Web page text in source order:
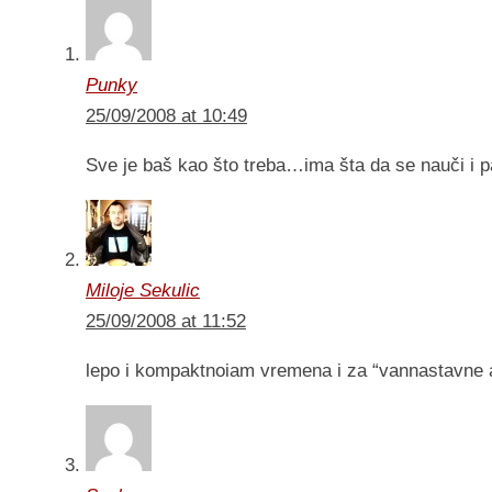
Punky
25/09/2008 at 10:49
Sve je baš kao što treba…ima šta da se nauči i
Miloje Sekulic
25/09/2008 at 11:52
lepo i kompaktnoiam vremena i za “vannastavne